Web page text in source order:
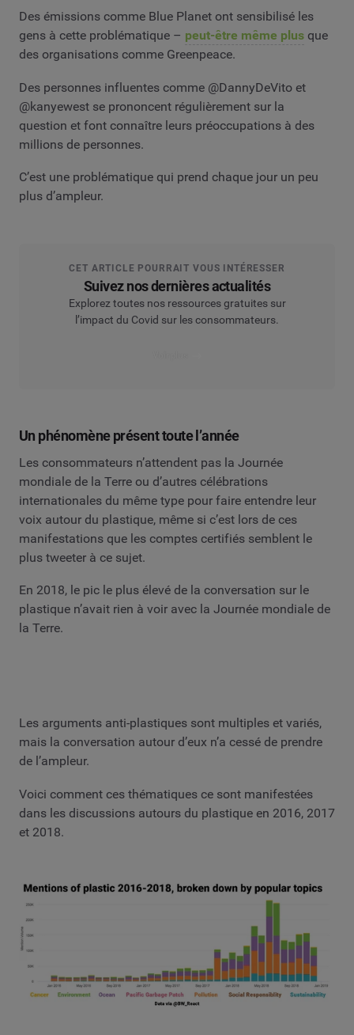
Des émissions comme Blue Planet ont sensibilisé les
gens à cette problématique – peut-être même plus que
des organisations comme Greenpeace.
Des personnes influentes comme @DannyDeVito et
@kanyewest se prononcent régulièrement sur la
question et font connaître leurs préoccupations à des
millions de personnes.
C’est une problématique qui prend chaque jour un peu
plus d’ampleur.
CET ARTICLE POURRAIT VOUS INTÉRESSER
Suivez nos dernières actualités
Explorez toutes nos ressources gratuites sur
l’impact du Covid sur les consommateurs.
Un phénomène présent toute l’année
Les consommateurs n’attendent pas la Journée
mondiale de la Terre ou d’autres célébrations
internationales du même type pour faire entendre leur
voix autour du plastique, même si c’est lors de ces
manifestations que les comptes certifiés semblent le
plus tweeter à ce sujet.
En 2018, le pic le plus élevé de la conversation sur le
plastique n’avait rien à voir avec la Journée mondiale de
la Terre.
Les arguments anti-plastiques sont multiples et variés,
mais la conversation autour d’eux n’a cessé de prendre
de l’ampleur.
Voici comment ces thématiques ce sont manifestées
dans les discussions autours du plastique en 2016, 2017
et 2018.